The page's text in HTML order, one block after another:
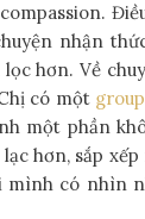
nhận
hơn. Về
có một
một phần
hơn, sắp
có nhìn